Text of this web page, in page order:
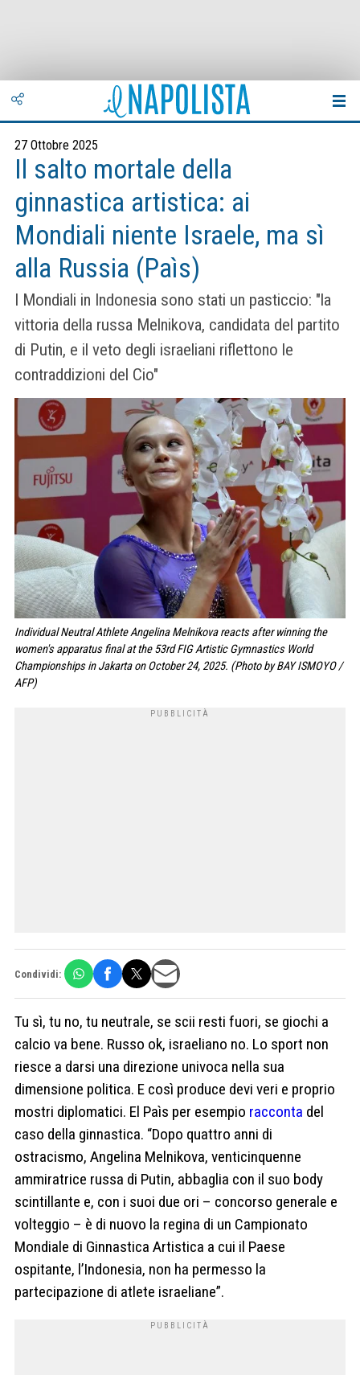
27 Ottobre 2025
Il salto mortale della
ginnastica artistica: ai
Mondiali niente Israele, ma sì
alla Russia (Paìs)
I Mondiali in Indonesia sono stati un pasticcio: "la
vittoria della russa Melnikova, candidata del partito
di Putin, e il veto degli israeliani riflettono le
contraddizioni del Cio"
Individual Neutral Athlete Angelina Melnikova reacts after winning the
women's apparatus final at the 53rd FIG Artistic Gymnastics World
Championships in Jakarta on October 24, 2025. (Photo by BAY ISMOYO /
AFP)
Condividi:
Tu sì, tu no, tu neutrale, se scii resti fuori, se giochi a
calcio va bene. Russo ok, israeliano no. Lo sport non
riesce a darsi una direzione univoca nella sua
dimensione politica. E così produce devi veri e proprio
mostri diplomatici. El Paìs per esempio racconta del
caso della ginnastica. “Dopo quattro anni di
ostracismo, Angelina Melnikova, venticinquenne
ammiratrice russa di Putin, abbaglia con il suo body
scintillante e, con i suoi due ori – concorso generale e
volteggio – è di nuovo la regina di un Campionato
Mondiale di Ginnastica Artistica a cui il Paese
ospitante, l’Indonesia, non ha permesso la
partecipazione di atlete israeliane”.